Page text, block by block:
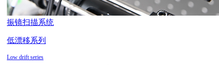
振镜扫描系统
低漂移系列
Low drift series